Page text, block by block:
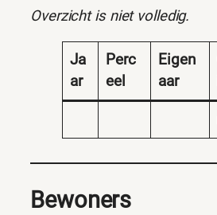
Overzicht is niet volledig.
Ja
ar
Perc
eel
Eigen
aar
Bewoners